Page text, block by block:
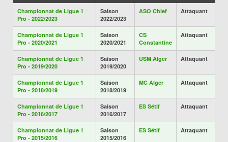
Championnat de Ligue 1
Pro - 2022/2023
Saison
2022/2023
ASO Chlef Attaquant
Championnat de Ligue 1
Pro - 2020/2021
Saison
2020/2021
CS
Constantine
Attaquant
Championnat de Ligue 1
Pro - 2019/2020
Saison
2019/2020
USM Alger Attaquant
Championnat de Ligue 1
Pro - 2018/2019
Saison
2018/2019
MC Alger Attaquant
Championnat de Ligue 1
Pro - 2016/2017
Saison
2016/2017
ES Sétif Attaquant
Championnat de Ligue 1
Pro - 2015/2016
Saison
2015/2016
ES Sétif Attaquant